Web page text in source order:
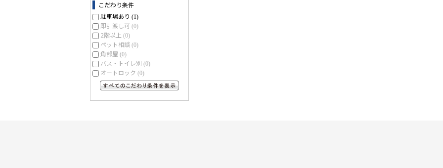
こだわり条件
駐車場あり (1)
即引渡し可 (0)
2階以上 (0)
ペット相談 (0)
角部屋 (0)
バス・トイレ別 (0)
オートロック (0)